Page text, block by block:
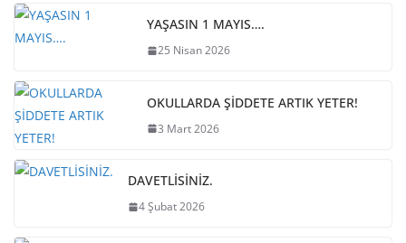
YAŞASIN 1 MAYIS….
25 Nisan 2026
OKULLARDA ŞİDDETE ARTIK YETER!
3 Mart 2026
DAVETLİSİNİZ.
4 Şubat 2026